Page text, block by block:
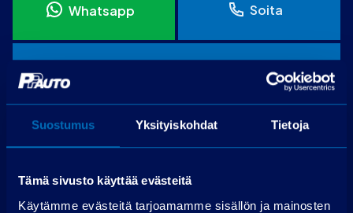
Suostumus Yksityiskohdat Tietoja
Tämä sivusto käyttää evästeitä
Käytämme evästeitä tarjoamamme sisällön ja mainosten
Whatsapp Soita
Maksjoentie 8, 08200 Lohja